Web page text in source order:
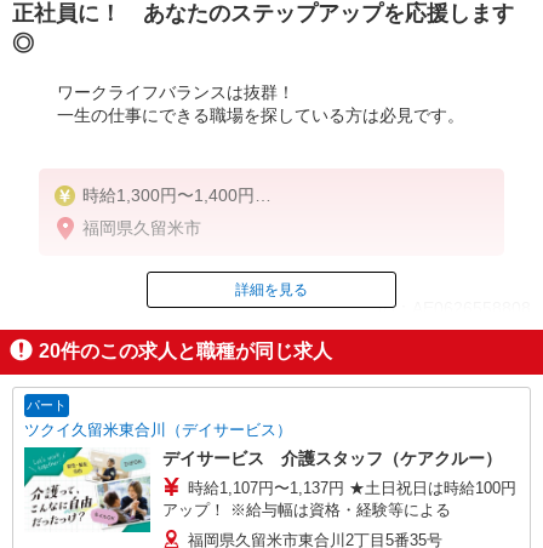
正社員に！ あなたのステップアップを応援します
◎
ワークライフバランスは抜群！
一生の仕事にできる職場を探している方は必見です。
時給1,300円〜1,400円
★週払いOK（規定あり）
福岡県久留米市
ID：AE0626558808
掲載期間終了
詳細を見る
20件のこの求人と職種が同じ求人
パート
ツクイ久留米東合川（デイサービス）
デイサービス 介護スタッフ（ケアクルー）
時給1,107円〜1,137円 ★土日祝日は時給100円
アップ！ ※給与幅は資格・経験等による
福岡県久留米市東合川2丁目5番35号